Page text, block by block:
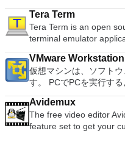
を使用するには、コン
BIOSが必要です。
support (iOS and
Although it is a free
many innovative
adjustment tool int he
converter, automatic
It also has some neat
document, and
support. Overall, WPS Office 2016 Free is a good alternative
to Microsoft's offering.
processor; the
effective slide show
ソフトウェアを実行して
す。 各デバイスでVNC
バイス間の接続をバッ
の高度なキーが含まれています。 Bluetooth
ート。 VNC Connectサブスクリプションには、無料、有料、
試用の3つのバージョン
ンごとに、RealVNCの
ューターにVNC
に、RealVNCアカウン
シンでVNC Viewerにサ
ト全画面モードで21：9
オンのミニビューで
Vimeoで4K HDRおよび
の向上：Microsoft
およびOculus Riftをサポ
注：これは商用トライア
ダウンロードは、次の
Microsoft Office Access 2007。 Microsoft Office
Microsoft Office InfoPath 2007。 Microsoft
2007。 Microsoft Office PowerPoint 2007。 Microsoft Office
Publisher 2007。 Microsoft Office Visio 2007。 Microsoft
Office Word 2007。 2007 Microsoft Officeプログラムのこの
Microsoft Save as PDF
Office systemソフトウ
Office systemソフトウ
す。 システム要件：サ
ステム。 Windows
適な機能を搭載してい
めのポータブル デバイ
との共有も、すべて1か所で行えます
まったく新しい外観で
ます。 大好きな音楽を
楽しくなります。 エン
音楽、ビデオ、写真、
しめます。 どこでも楽
写真にアクセスできます
Tera Term
Tera Term is an open
terminal emulator application. It
computer terminals,
supports telnet, SSH 1 & 2 and
has a built-in macro
plugins. Key features include: Automatically creates logs with
unique log names.
ports. Supports dec/digital/vt
a useful application,
remote Telnet or SSH
VMware
仮想マシンは、ソフト
す。 PCでPCを実行す
トップ仮想化ソフトウ
Workstation、VMware
VMware ESXで作成さ
主な機能は次のとおりです。 1台のPCで複数のオ
Avidemux
The free video editor
feature set to get your